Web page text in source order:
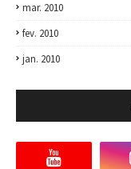
mar. 2010
fev. 2010
jan. 2010